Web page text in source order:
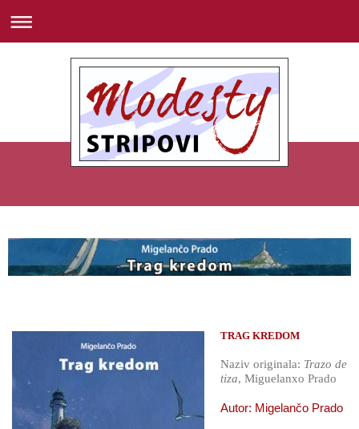
TRAG KREDOM
Naziv originala: Trazo de
tiza, Miguelanxo Prado
Autor: Migelančo Prado